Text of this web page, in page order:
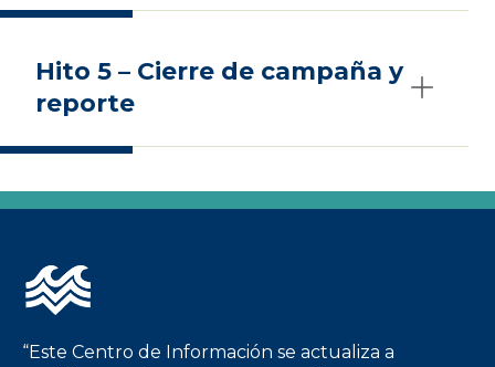
Hito 5 – Cierre de campaña y
reporte
Imagen
“Este Centro de Información se actualiza a